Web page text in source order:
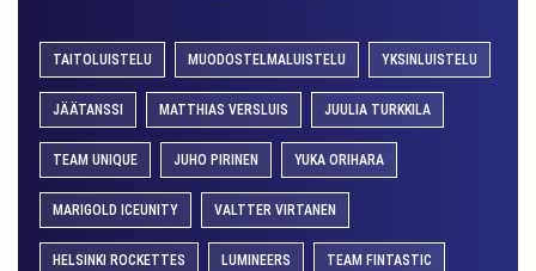
TAITOLUISTELU MUODOSTELMALUISTELU YKSINLUISTELU
JÄÄTANSSI MATTHIAS VERSLUIS JUULIA TURKKILA
TEAM UNIQUE JUHO PIRINEN YUKA ORIHARA
MARIGOLD ICEUNITY VALTTER VIRTANEN
HELSINKI ROCKETTES LUMINEERS TEAM FINTASTIC